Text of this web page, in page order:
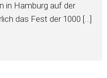
in Hamburg auf der
das Fest der 1000 […]